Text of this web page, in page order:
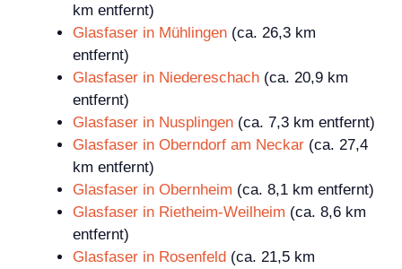
km entfernt)
Glasfaser in Mühlingen (ca. 26,3 km
entfernt)
Glasfaser in Niedereschach (ca. 20,9 km
entfernt)
Glasfaser in Nusplingen (ca. 7,3 km entfernt)
Glasfaser in Oberndorf am Neckar (ca. 27,4
km entfernt)
Glasfaser in Obernheim (ca. 8,1 km entfernt)
Glasfaser in Rietheim-Weilheim (ca. 8,6 km
entfernt)
Glasfaser in Rosenfeld (ca. 21,5 km